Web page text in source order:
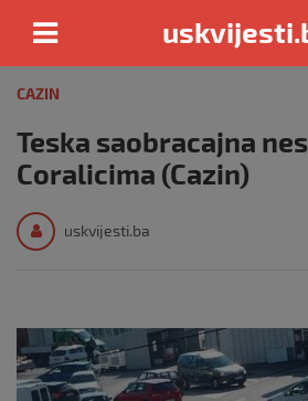
content
CAZIN
Teska saobracajna
Coralicima (Cazin)
uskvijesti.ba